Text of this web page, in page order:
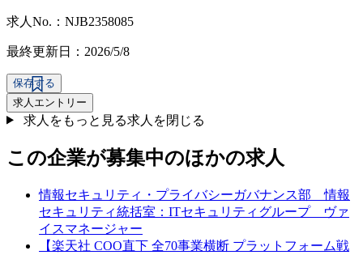
求人No.：NJB2358085
最終更新日：2026/5/8
保存する
求人エントリー
求人をもっと見る求人を閉じる
この企業が募集中のほかの求人
情報セキュリティ・プライバシーガバナンス部 情報
セキュリティ統括室：ITセキュリティグループ ヴァ
イスマネージャー
【楽天社 COO直下 全70事業横断 プラットフォーム戦